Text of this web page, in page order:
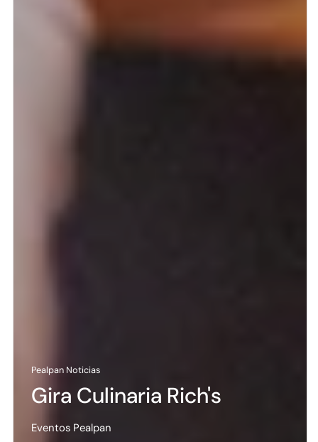
Pealpan Noticias
Gira Culinaria Rich's
Eventos Pealpan